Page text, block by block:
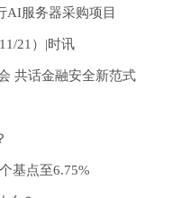
AI服务器采购项目
21）|时讯
共话金融安全新范式
基点至6.75%